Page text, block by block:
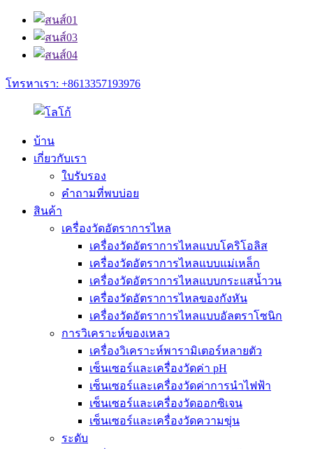
โทรหาเรา: +8613357193976
บ้าน
เกี่ยวกับเรา
ใบรับรอง
คำถามที่พบบ่อย
สินค้า
เครื่องวัดอัตราการไหล
เครื่องวัดอัตราการไหลแบบโคริโอลิส
เครื่องวัดอัตราการไหลแบบแม่เหล็ก
เครื่องวัดอัตราการไหลแบบกระแสน้ำวน
เครื่องวัดอัตราการไหลของกังหัน
เครื่องวัดอัตราการไหลแบบอัลตราโซนิก
การวิเคราะห์ของเหลว
เครื่องวิเคราะห์พารามิเตอร์หลายตัว
เซ็นเซอร์และเครื่องวัดค่า pH
เซ็นเซอร์และเครื่องวัดค่าการนำไฟฟ้า
เซ็นเซอร์และเครื่องวัดออกซิเจน
เซ็นเซอร์และเครื่องวัดความขุ่น
ระดับ